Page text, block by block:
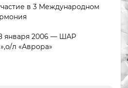
в 3 Международном
января 2006 — ШАР
л «Аврора»